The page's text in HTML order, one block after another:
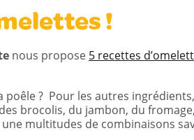
!
nous propose 5 recettes
? Pour les autres
brocolis, du jambon, du
multitudes de combinaisons